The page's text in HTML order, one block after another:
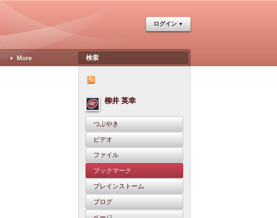
ログイン
More
柳井 英幸
つぶやき
ビデオ
ファイル
ブックマーク
ブレインストーム
ブログ